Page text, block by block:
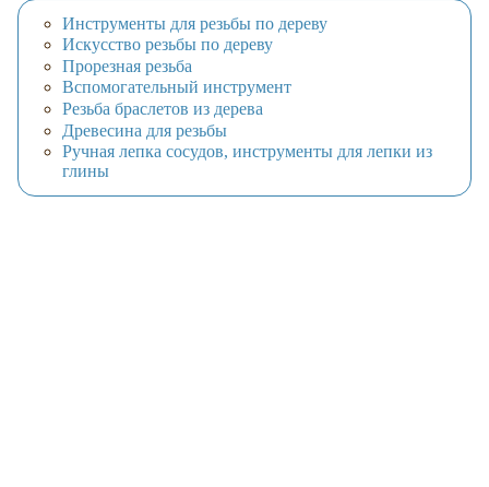
Инструменты для резьбы по дереву
Искусство резьбы по дереву
Прорезная резьба
Вспомогательный инструмент
Резьба браслетов из дерева
Древесина для резьбы
Ручная лепка сосудов, инструменты для лепки из
глины